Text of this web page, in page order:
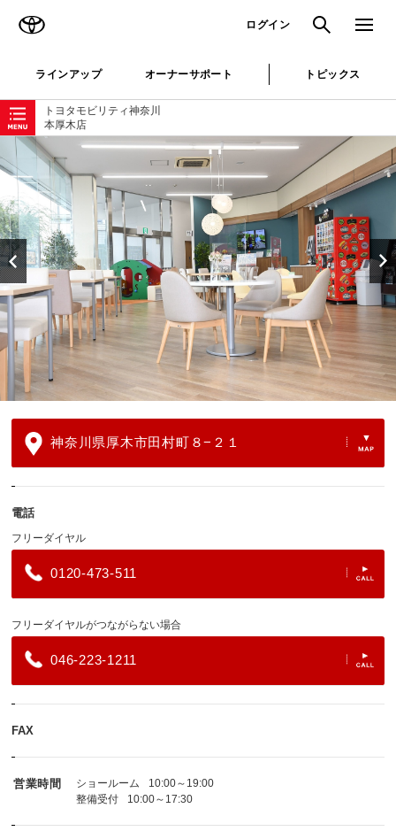
ログイン 検索 メニュ
ラインアップ オーナーサポート トピックス
トヨタモビリティ神奈川
本厚木店
ローカルナビゲーション
神奈川県厚木市田村町８−２１
電話
フリーダイヤル
0120-473-511
フリーダイヤルがつながらない場合
046-223-1211
FAX
営業時間 ショールーム
10:00～19:00
整備受付
10:00～17:30